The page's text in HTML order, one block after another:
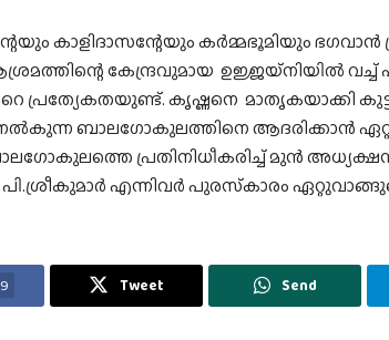
കാളിദാസന്റേയും കര്‍മ്മഭൂമിയും
കേന്ദ്രവുമായ ഉജ്ജയ്‌നിയില്‍ വച്ച്
പ്രത്യേകതയുണ്ട്. കൃഷ്ണനെ മാതൃകയാക്കി
നല്‍കുന്ന ബാലഗോകുലത്തിനെ ആദരിക്കാന്‍
പ്രതിനിധീകരിച്ച് മുന്‍
എന്നിവര്‍ പുരസ്‌കാരം
9 Tweet Send